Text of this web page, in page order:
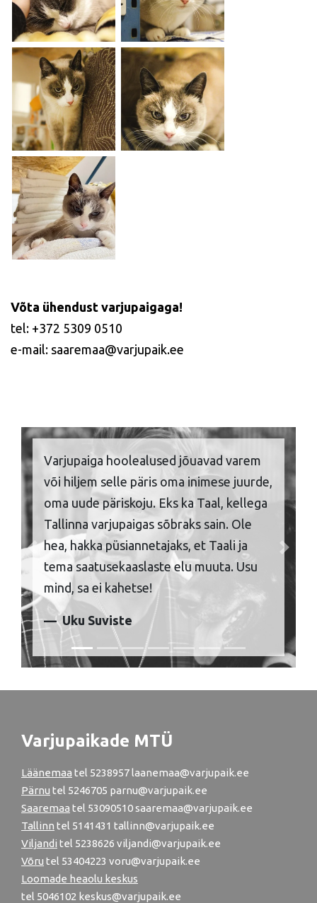
Võta ühendust varjupaigaga!
tel: +372 5309 0510
e-mail: saaremaa@varjupaik.ee
Varjupaiga hoolealused jõuavad varem
või hiljem selle päris oma inimese juurde,
oma uude päriskoju. Eks ka Taal, kellega
Tallinna varjupaigas sõbraks sain. Ole
hea, hakka püsiannetajaks, et Taali ja
tema saatusekaaslaste elu muuta. Usu
mind, sa ei kahetse!
Uku Suviste
Previous Next
Varjupaikade MTÜ
Läänemaa tel 5238957 laanemaa@varjupaik.ee
Pärnu tel 5246705 parnu@varjupaik.ee
Saaremaa tel 53090510 saaremaa@varjupaik.ee
Tallinn tel 5141431 tallinn@varjupaik.ee
Viljandi tel 5238626 viljandi@varjupaik.ee
Võru tel 53404223 voru@varjupaik.ee
Loomade heaolu keskus
tel 5046102 keskus@varjupaik.ee